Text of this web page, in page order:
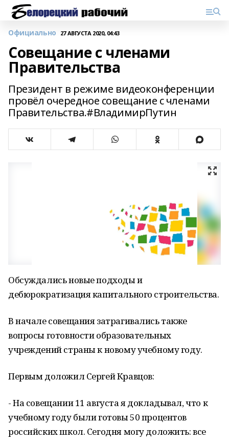
Официально 27 АВГУСТА 2020, 04:43
Совещание с членами
Правительства
Президент в режиме видеоконференции
провёл очередное совещание с членами
Правительства.#ВладимирПутин
Обсуждались новые подходы и
дебюрократизация капитального строительства.
В начале совещания затрагивались также
вопросы готовности образовательных
учреждений страны к новому учебному году.
Первым доложил Сергей Кравцов:
- На совещании 11 августа я докладывал, что к
учебному году были готовы 50 процентов
российских школ. Сегодня могу доложить: все